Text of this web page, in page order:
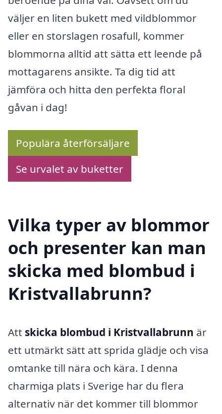
väljer en liten bukett med vildblommor
eller en storslagen rosafull, kommer
blommorna alltid att sätta ett leende på
mottagarens ansikte. Ta dig tid att
jämföra och hitta den perfekta floral
gåvan i dag!
Populära återförsäljare
Se urvalet av buketter
Vilka typer av blommor
och presenter kan man
skicka med blombud i
Kristvallabrunn?
Att skicka blombud i Kristvallabrunn är
ett utmärkt sätt att sprida glädje och visa
omtanke till nära och kära. I denna
charmiga plats i Sverige har du flera
alternativ när det kommer till blommor